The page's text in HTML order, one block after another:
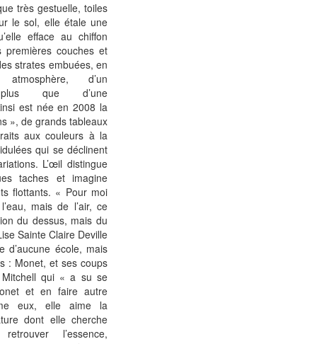
très gestuelle, toiles
le sol, elle étale une
efface au chiffon
premières couches et
strates embuées, en
d’un
plus que d’une
est née en 2008 la
», de grands tableaux
aux couleurs à la
qui se déclinent
L’œil distingue
taches et imagine
flottants. « Pour moi
mais de l’air, ce
du dessus, mais du
Sainte Claire Deville
d’aucune école, mais
: Monet, et ses coups
qui « a su se
et en faire autre
eux, elle aime la
dont elle cherche
l’essence,